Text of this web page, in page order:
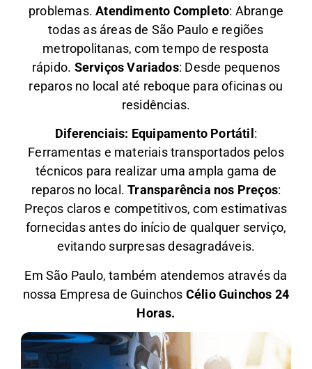
problemas.Atendimento Completo: Abrange
todas as áreas de São Paulo e regiões
metropolitanas, com tempo de resposta
rápido. Serviços Variados: Desde pequenos
reparos no local até reboque para oficinas ou
residências.
Diferenciais: Equipamento Portátil :
Ferramentas e materiais transportados pelos
técnicos para realizar uma ampla gama de
reparos no local.Transparência nos Preços:
Preços claros e competitivos, com estimativas
fornecidas antes do início de qualquer serviço,
evitando surpresas desagradáveis.
Em São Paulo, também atendemos através da
nossa Empresa de Guinchos Célio Guinchos 24
Horas.